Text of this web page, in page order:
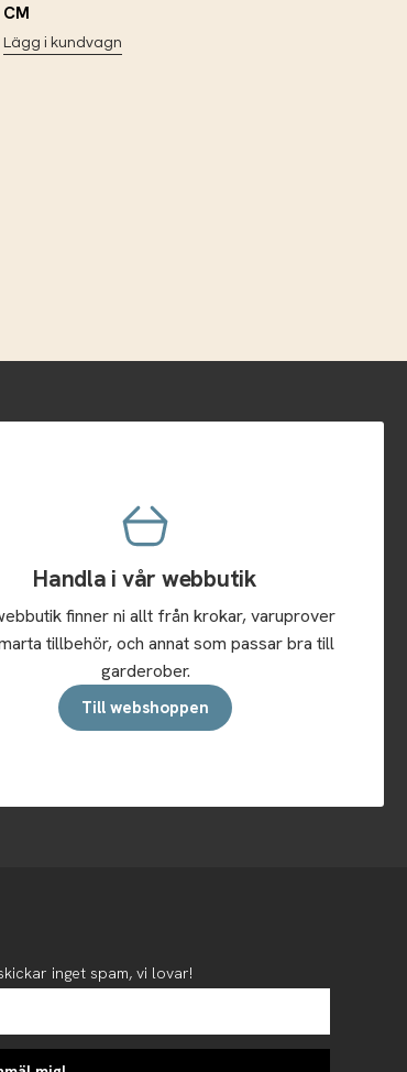
CM
Lägg i kundvagn
Handla i vår webbutik
finner ni allt från krokar, varuprover
tillbehör, och annat som passar bra till
garderober.
Till webshoppen
inget spam, vi lovar!